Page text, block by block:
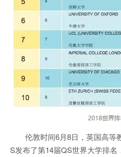
伦敦时间6月8日，英国高等
S发布了第14届QS世界大学排